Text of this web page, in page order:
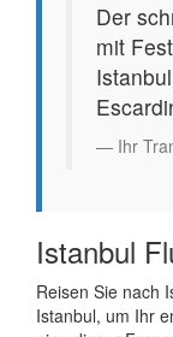
Der
mit
Ihr
Istanbul
Reisen Sie nach
Istanbul, um Ihr